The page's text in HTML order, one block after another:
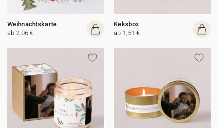
Weihnachtskarte
ab 2,06 €
Keksbox
ab 1,51 €